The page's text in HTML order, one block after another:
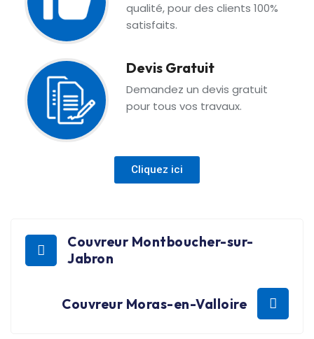
qualité, pour des clients 100%
satisfaits.
Devis Gratuit
Demandez un devis gratuit
pour tous vos travaux.
Cliquez ici
Couvreur Montboucher-sur-
Jabron
Couvreur Moras-en-Valloire